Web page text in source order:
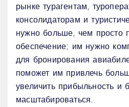
рынке турагентам,
консолидаторам и
нужно больше, чем просто
обеспечение; им нужно
для бронирования
поможет им привлечь
увеличить прибыльность и
масштабироваться.